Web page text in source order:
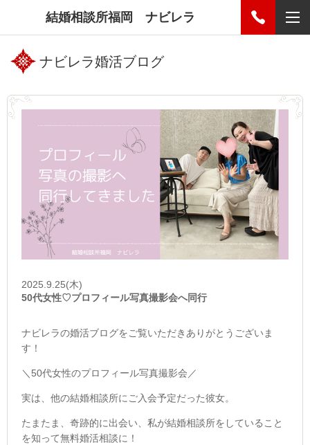
結婚相談所福岡 ナビレラ
ナビレラ婚活ブログ
2025.9.25(木)
50代女性♡プロフィール写真撮影会へ同行
ナビレラの婚活ブログをご覧いただきありがとうございま
す！
＼50代女性のプロフィール写真撮影会／
実は、他の結婚相談所にご入会予定だった彼女。
たまたま、奇跡的に出会い、私が結婚相談所をしていること
を知って無料婚活相談に！